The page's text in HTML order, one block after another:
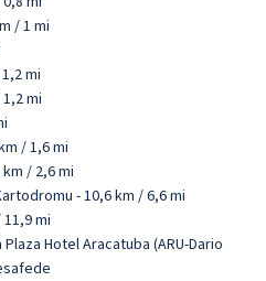
/ 1 mi
mi
mi
/ 1,6 mi
/ 2,6 mi
- 10,6 km / 6,6 mi
mi
Hotel Aracatuba (ARU-Dario